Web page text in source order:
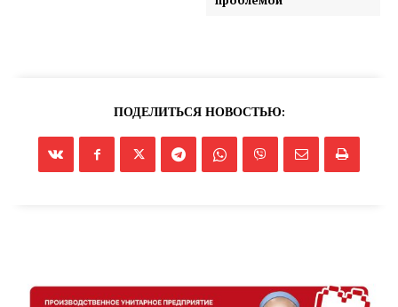
ПОДЕЛИТЬСЯ НОВОСТЬЮ: